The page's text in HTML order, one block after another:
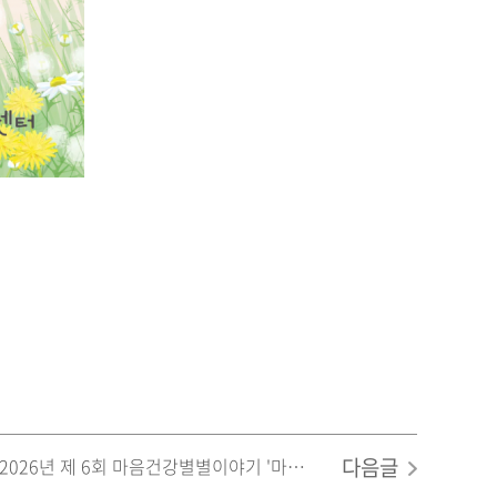
2026년 제 6회 마음건강별별이야기 '마음별' 공모전 '운문 부문' - 해밀 '나란히 숨을 고른다' 다음글